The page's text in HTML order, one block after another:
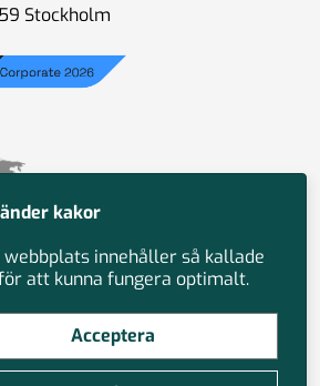
Stockholm
kakor
webbplats innehåller så kallade
att kunna fungera optimalt.
Acceptera